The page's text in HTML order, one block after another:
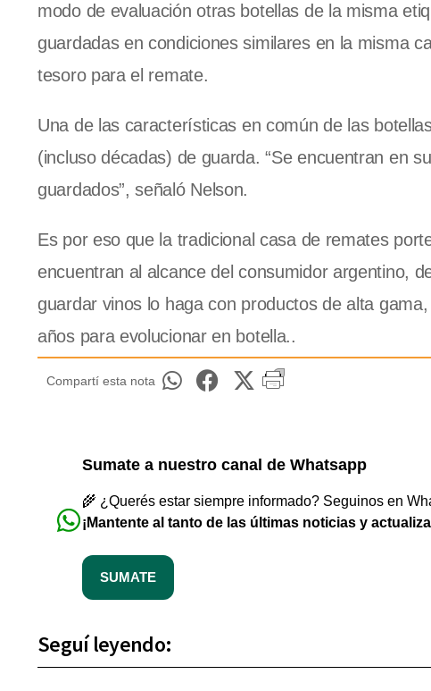
modo de evaluación otras botellas de la misma
guardadas en condiciones similares en la misma
tesoro para el remate.
Una de las características en común de las
(incluso décadas) de guarda. “Se encuentran en
guardados”, señaló Nelson.
Es por eso que la tradicional casa de remates
encuentran al alcance del consumidor argentino,
guardar vinos lo haga con productos de alta
años para evolucionar en botella..
Compartí esta nota
Sumate a nuestro canal de Whatsapp
🌾 ¿Querés estar siempre informado? Seguinos en
¡Mantente al tanto de las últimas noticias y
SUMATE
Seguí leyendo: